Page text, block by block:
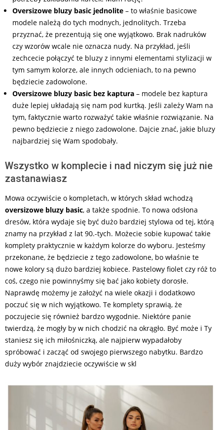
Oversizowe bluzy basic jednolite – to właśnie basicowe
modele należą do tych modnych, jednolitych. Trzeba
przyznać, że prezentują się one wyjątkowo. Brak nadruków
czy wzorów wcale nie oznacza nudy. Na przykład, jeśli
zechcecie połączyć te bluzy z innymi elementami stylizacji w
tym samym kolorze, ale innych odcieniach, to na pewno
będziecie zadowolone.
Oversizowe bluzy basic bez kaptura – modele bez kaptura
duże lepiej układają się nam pod kurtką. Jeśli zależy Wam na
tym, faktycznie warto rozważyć takie właśnie rozwiązanie. Na
pewno będziecie z niego zadowolone. Dajcie znać, jakie bluzy
najbardziej się Wam spodobały.
Wszystko w komplecie i nad niczym się już nie
zastanawiasz
Mowa oczywiście o kompletach, w których skład wchodzą
oversizowe bluzy basic, a także spodnie. To nowa odsłona
dresów, która wydaje się być dużo bardziej stylowa od tej, którą
znamy na przykład z lat 90.-tych. Możecie sobie kupować takie
komplety praktycznie w każdym kolorze do wyboru. Jesteśmy
przekonane, że będziecie z tego zadowolone, bo właśnie te
nowe kolory są dużo bardziej kobiece. Pastelowy fiolet czy róż to
coś, czego nie powinnyśmy się bać jako kobiety dorosłe.
Naprawdę możemy je założyć na wiele okazji i dodatkowo
poczuć się w nich wyjątkowo. Te komplety sprawią, że
poczujecie się również bardzo wygodnie. Niektóre panie
twierdzą, że mogły by w nich chodzić na okrągło. Być może i Ty
staniesz się ich miłośniczką, ale najpierw wypadałoby
spróbować i zacząć od swojego pierwszego nabytku. Bardzo
duży wybór znajdziecie oczywiście w skl